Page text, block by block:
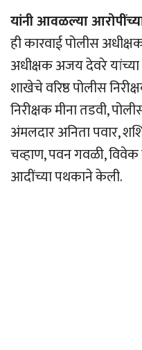
यांनी आवळल्या
ही कारवाई पोलीस
अधीक्षक अजय देवरे यांच्या
शाखेचे वरिष्ठ पोलीस
निरीक्षक मीना तडवी,
अंमलदार अनिता पवार,
चव्हाण, पवन गवळी, विवेक
आदींच्या पथकाने केली.